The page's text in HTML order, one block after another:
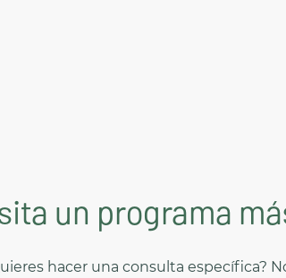
un programa
hacer una consulta específica?